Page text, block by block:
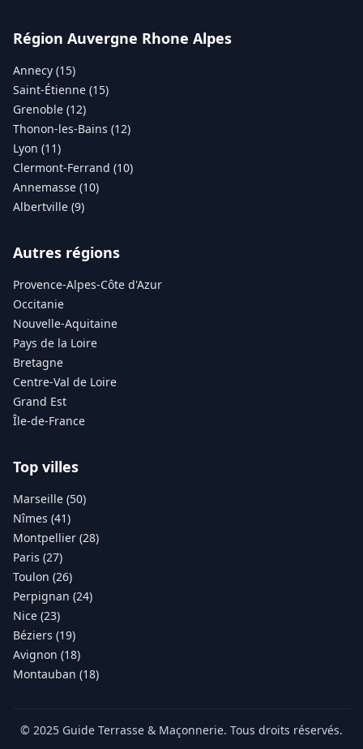
Région Auvergne Rhone Alpes
Annecy (15)
Saint-Étienne (15)
Grenoble (12)
Thonon-les-Bains (12)
Lyon (11)
Clermont-Ferrand (10)
Annemasse (10)
Albertville (9)
Autres régions
Provence-Alpes-Côte d'Azur
Occitanie
Nouvelle-Aquitaine
Pays de la Loire
Bretagne
Centre-Val de Loire
Grand Est
Île-de-France
Top villes
Marseille (50)
Nîmes (41)
Montpellier (28)
Paris (27)
Toulon (26)
Perpignan (24)
Nice (23)
Béziers (19)
Avignon (18)
Montauban (18)
© 2025 Guide Terrasse & Maçonnerie. Tous droits réservés.